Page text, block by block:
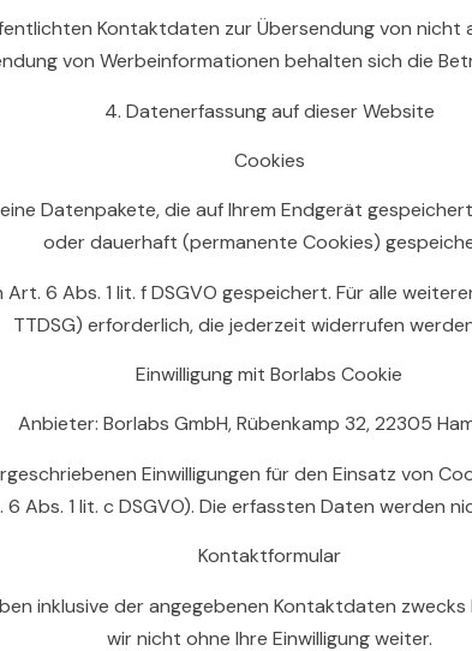
Kontaktdaten zur Übersendung von
von Werbeinformationen behalten sich die
4. Datenerfassung auf dieser Website
Cookies
Datenpakete, die auf Ihrem Endgerät
oder dauerhaft (permanente Cookies)
6 Abs. 1 lit. f DSGVO gespeichert. Für alle
TTDSG) erforderlich, die jederzeit widerrufen
Einwilligung mit Borlabs Cookie
Anbieter: Borlabs GmbH, Rübenkamp 32, 22305
Einwilligungen für den Einsatz von
Abs. 1 lit. c DSGVO). Die erfassten Daten werden
Kontaktformular
inklusive der angegebenen Kontaktdaten
wir nicht ohne Ihre Einwilligung weiter.